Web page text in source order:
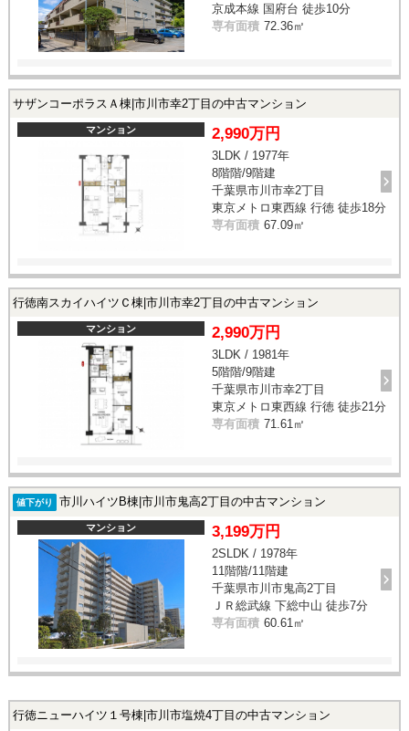
京成本線 国府台 徒歩10分
専有面積 72.36㎡
サザンコーポラスＡ棟|市川市幸2丁目の中古マンション
マンション 2,990万円
3LDK / 1977年
8階階/9階建
千葉県市川市幸2丁目
東京メトロ東西線 行徳 徒歩18分
専有面積 67.09㎡
行徳南スカイハイツＣ棟|市川市幸2丁目の中古マンション
マンション 2,990万円
3LDK / 1981年
5階階/9階建
千葉県市川市幸2丁目
東京メトロ東西線 行徳 徒歩21分
専有面積 71.61㎡
値下がり 市川ハイツB棟|市川市鬼高2丁目の中古マンション
マンション 3,199万円
2SLDK / 1978年
11階階/11階建
千葉県市川市鬼高2丁目
ＪＲ総武線 下総中山 徒歩7分
専有面積 60.61㎡
行徳ニューハイツ１号棟|市川市塩焼4丁目の中古マンション